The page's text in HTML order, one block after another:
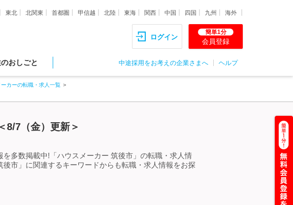
東北 北関東 首都圏 甲信越 北陸 東海 関西 中国 四国 九州 海外
ログイン
簡単1分
会員登録
おしごと 中途採用をお考えの企業さまへ ヘルプ
カーの転職・求人一覧
8/7（金）更新＞
多数掲載中!「ハウスメーカー 筑後市」の転職・求人情
市」に関連するキーワードからも転職・求人情報をお探